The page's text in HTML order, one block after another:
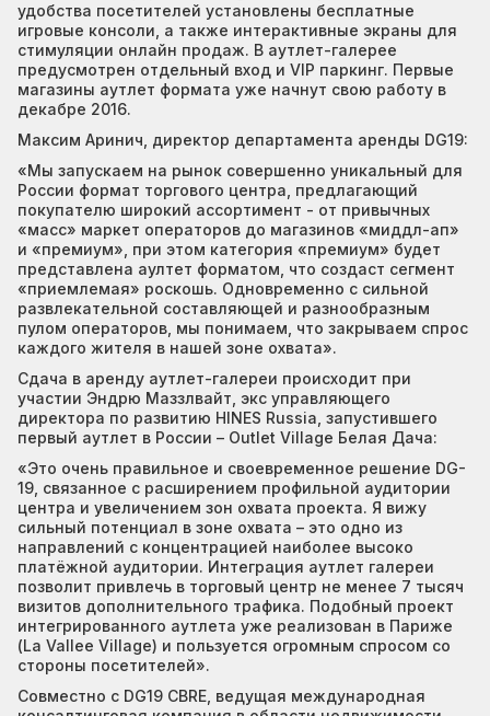
удобства посетителей установлены бесплатные
игровые консоли, а также интерактивные экраны для
стимуляции онлайн продаж. В аутлет-галерее
предусмотрен отдельный вход и VIP паркинг. Первые
магазины аутлет формата уже начнут свою работу в
декабре 2016.
Максим Аринич, директор департамента аренды DG19:
«Мы запускаем на рынок совершенно уникальный для
России формат торгового центра, предлагающий
покупателю широкий ассортимент - от привычных
«масс» маркет операторов до магазинов «миддл-ап»
и «премиум», при этом категория «премиум» будет
представлена аултет форматом, что создаст сегмент
«приемлемая» роскошь. Одновременно с сильной
развлекательной составляющей и разнообразным
пулом операторов, мы понимаем, что закрываем спрос
каждого жителя в нашей зоне охвата».
Сдача в аренду аутлет-галереи происходит при
участии Эндрю Маззлвайт, экс управляющего
директора по развитию HINES Russia, запустившего
первый аутлет в России – Outlet Village Белая Дача:
«Это очень правильное и своевременное решение DG-
19, связанное с расширением профильной аудитории
центра и увеличением зон охвата проекта. Я вижу
сильный потенциал в зоне охвата – это одно из
направлений с концентрацией наиболее высоко
платёжной аудитории. Интеграция аутлет галереи
позволит привлечь в торговый центр не менее 7 тысяч
визитов дополнительного трафика. Подобный проект
интегрированного аутлета уже реализован в Париже
(La Vallee Village) и пользуется огромным спросом со
стороны посетителей».
Совместно с DG19 CBRE, ведущая международная